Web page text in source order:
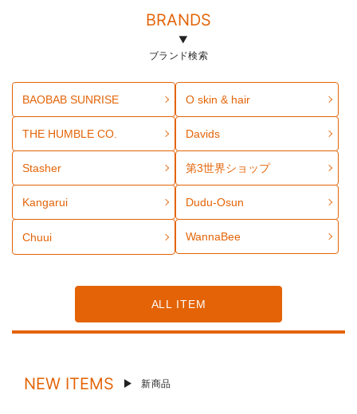
BRANDS
ブランド検索
BAOBAB SUNRISE O skin & hair
THE HUMBLE CO. Davids
Stasher 第3世界ショップ
Kangarui Dudu-Osun
Chuui WannaBee
ALL ITEM
NEW ITEMS 新商品